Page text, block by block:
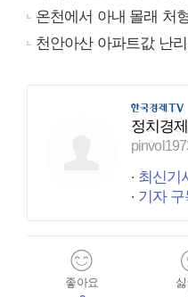
온천에서 아내 몰래 처
천안아산 아파트값 난
정치경
최신기
기자 구
좋아요